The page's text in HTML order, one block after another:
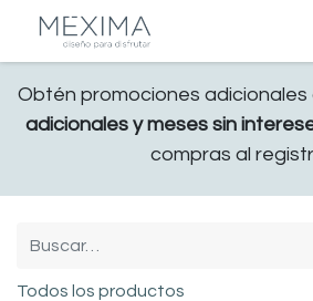
Obtén promociones adicionales
adicionales y meses sin
compras al
Todos los productos